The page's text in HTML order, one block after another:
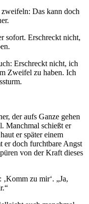
Das kann doch
sofort. Erschreckt nicht,
Erschreckt nicht, ich
Zweifel zu haben. Ich
der aufs Ganze gehen
Manchmal schießt er
er später einem
er doch furchtbare Angst
von der Kraft dieses
zu mir‘. „Ja,